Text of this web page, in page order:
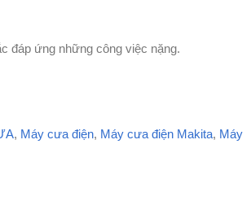
đáp ứng những công việc nặng.
, Máy cưa điện, Máy cưa điện Makita, Máy